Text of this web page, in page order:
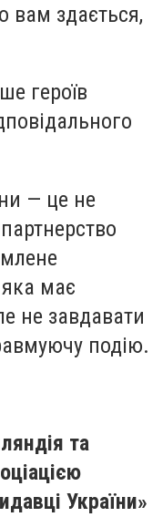
вам здається,
героїв
— це не
яка має
не завдавати
подію.
та
України»